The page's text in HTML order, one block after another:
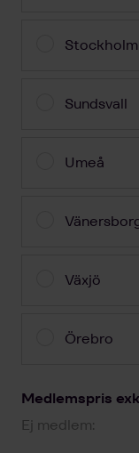
Stockholm
Sundsvall
Umeå
Växjö
Örebro
Medlemspris
Ej medlem: